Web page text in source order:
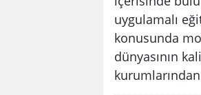
uygulamalı
konusunda
dünyasının